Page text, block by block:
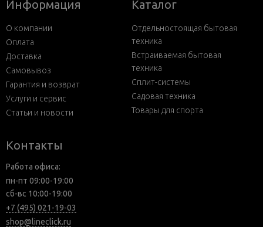
Информация
О компании
Оплата
Доставка
Самовывоз
Гарантия и возврат
Услуги и сервис
Статьи и новости
Каталог
Отдельностоящая бытовая
техника
Встраиваемая бытовая
техника
Сплит-системы
Садовая техника
Товары для спорта
Контакты
Работа офиса:
пн-пт 09:00-19:00
сб-вс 10:00-19:00
+7 (495) 021-19-03
shop@lineclick.ru